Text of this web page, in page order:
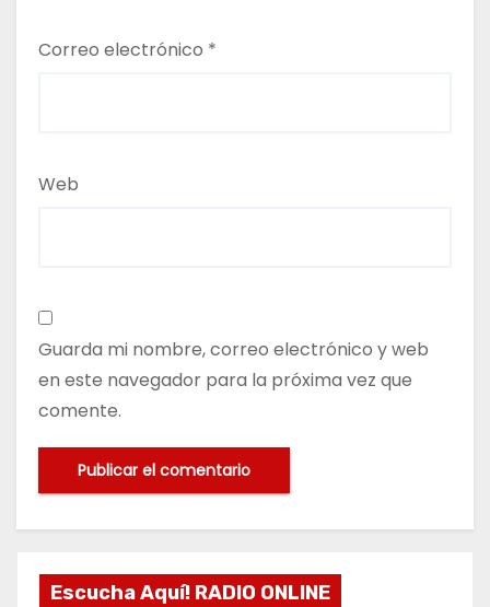
Correo electrónico *
Web
Guarda mi nombre, correo electrónico y web
en este navegador para la próxima vez que
comente.
Escucha Aquí! RADIO ONLINE